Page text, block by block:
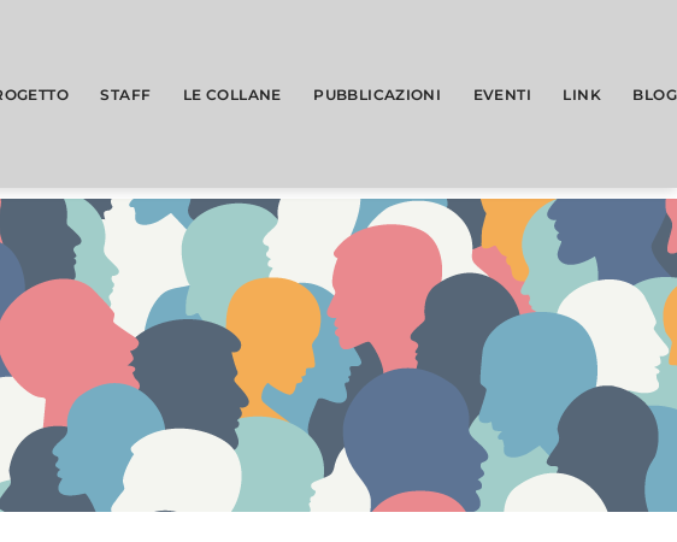
STAFF LE COLLANE PUBBLICAZIONI EVENTI LINK BLOG